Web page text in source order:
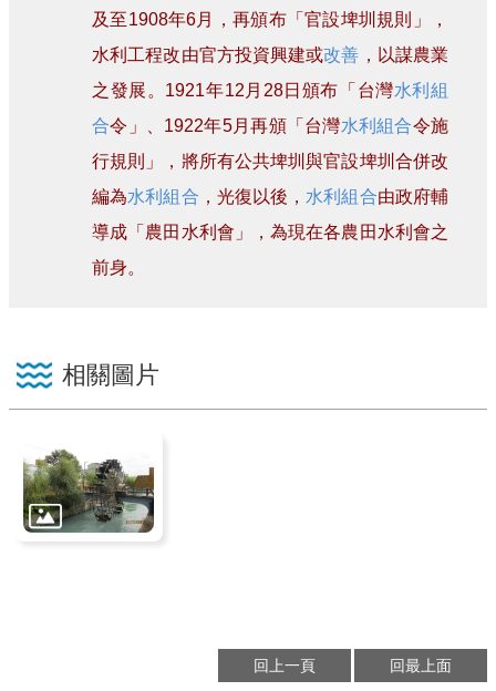
及至1908年6月，再頒布「官設埤圳規則」，
水利工程改由官方投資興建或改善 ，以謀農業
之發展。1921年12月28日頒布「台灣水利組
合令」、1922年5月再頒「台灣水利組合令施
行規則」，將所有公共埤圳與官設埤圳合併改
編為水利組合 ，光復以後， 水利組合由政府輔
導成「農田水利會」，為現在各農田水利會之
前身。
相關圖片
回上一頁 回最上面